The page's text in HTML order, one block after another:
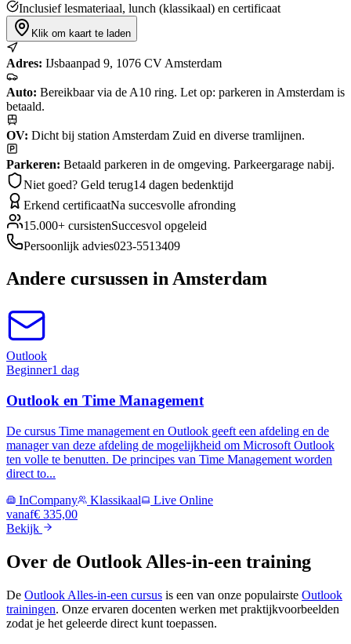
Inclusief lesmateriaal, lunch (klassikaal) en certificaat
Klik om kaart te laden
Adres: IJsbaanpad 9, 1076 CV Amsterdam
Auto: Bereikbaar via de A10 ring. Let op: parkeren in Amsterdam is
betaald.
OV: Dicht bij station Amsterdam Zuid en diverse tramlijnen.
Parkeren: Betaald parkeren in de omgeving. Parkeergarage nabij.
Niet goed? Geld terug14 dagen bedenktijd
Erkend certificaatNa succesvolle afronding
15.000+ cursistenSuccesvol opgeleid
Persoonlijk advies023-5513409
Andere cursussen in Amsterdam
Outlook
Beginner1 dag
Outlook en Time Management
De cursus Time management en Outlook geeft een afdeling en de
manager van deze afdeling de mogelijkheid om Microsoft Outlook
ten volle te benutten. De principes van Time Management worden
direct to...
InCompany
Klassikaal
Live Online
vanaf€ 335,00
Bekijk
Over de Outlook Alles-in-een training
De Outlook Alles-in-een cursus is een van onze populairste Outlook
trainingen. Onze ervaren docenten werken met praktijkvoorbeelden
zodat je het geleerde direct kunt toepassen.